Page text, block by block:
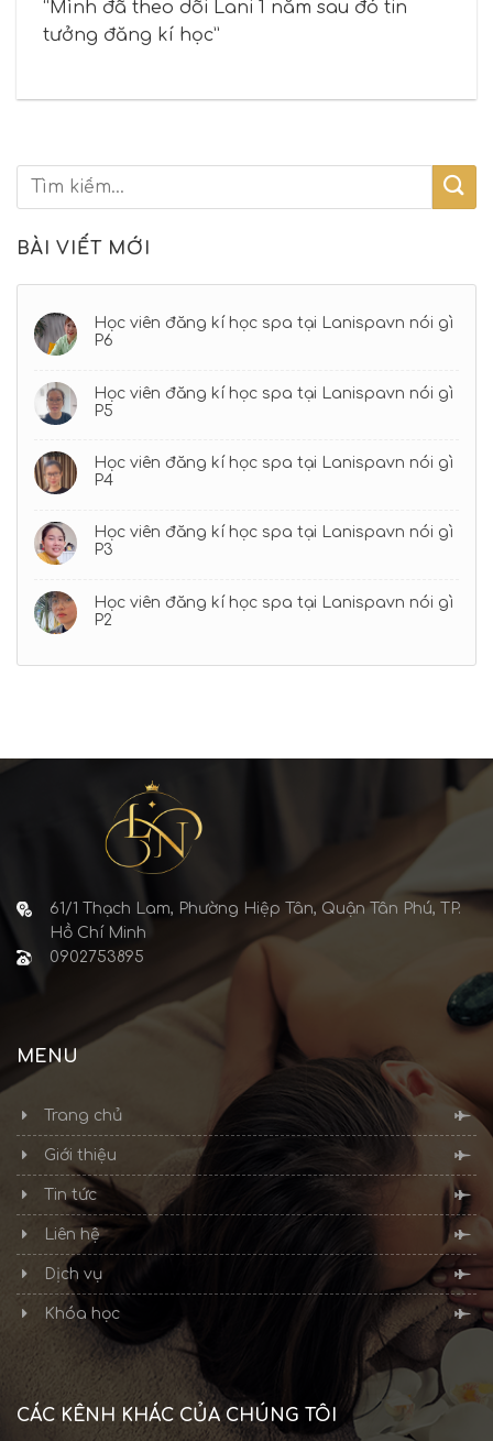
BÀI VIẾT MỚI
Học viên đăng kí học spa tại Lanispavn nói gì
P6
Học viên đăng kí học spa tại Lanispavn nói gì
P5
Học viên đăng kí học spa tại Lanispavn nói gì
P4
Học viên đăng kí học spa tại Lanispavn nói gì
P3
Học viên đăng kí học spa tại Lanispavn nói gì
P2
“Mình đã theo dõi Lani 1 năm sau đó tin
tưởng đăng kí học”
61/1 Thạch Lam, Phường Hiệp Tân, Quận Tân Phú, TP.
Hồ Chí Minh
0902753895
MENU
Trang chủ
Giới thiệu
Tin tức
Liên hệ
Dịch vụ
Khóa học
CÁC KÊNH KHÁC CỦA CHÚNG TÔI